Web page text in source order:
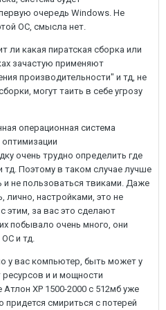
очередь Windows. Не
ОС, смысла нет.
ли какая пиратская сборка или
зачастую применяют
производительности" и тд, не
могут таить в себе угрозу
операционная система
очень трудно определить где
тд. Поэтому в таком случае лучше
и не пользоваться твиками. Даже
лично, настройками, это не
этим, за вас это сделают
побывало очень много, они
и тд.
у вас компьютер, быть может у
ресурсов и и мощности
XP 1500-2000 с 512мб уже
придется смириться с потерей